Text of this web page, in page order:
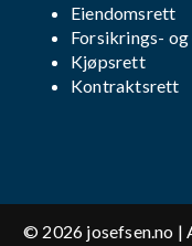
Eiendomsrett
Forsikrings-
Kjøpsrett
Kontraktsrett
© 2026 josefsen.no |